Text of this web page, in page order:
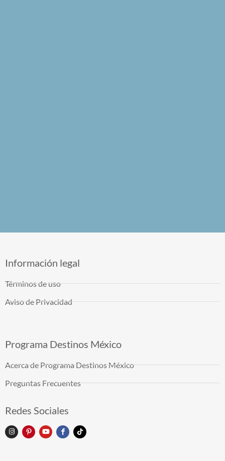
Información legal
Términos de uso
Aviso de Privacidad
Programa Destinos México
Acerca de Programa Destinos México
Preguntas Frecuentes
Redes Sociales